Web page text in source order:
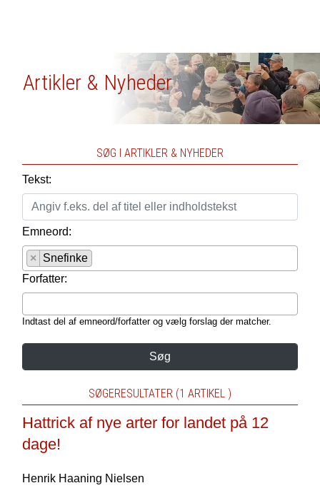
Artikler & Nyheder
SØG I ARTIKLER & NYHEDER
Tekst:
Emneord:
×
Snefinke
Forfatter:
Indtast del af emneord/forfatter og vælg forslag der matcher.
Søg
SØGERESULTATER (1 ARTIKEL )
Hattrick af nye arter for landet på 12
dage!
Henrik Haaning Nielsen